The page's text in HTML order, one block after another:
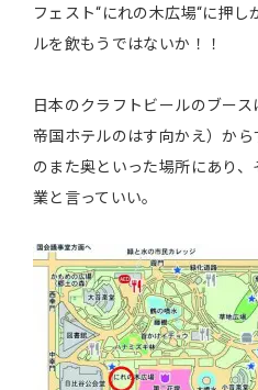
フェスト“にれの木広場“に押
ルを飲もうではないか！！
日本のクラフトビールのブース
帝国ホテルのはす向かえ）か
のまた奥といった場所にあり
業と言っていい。